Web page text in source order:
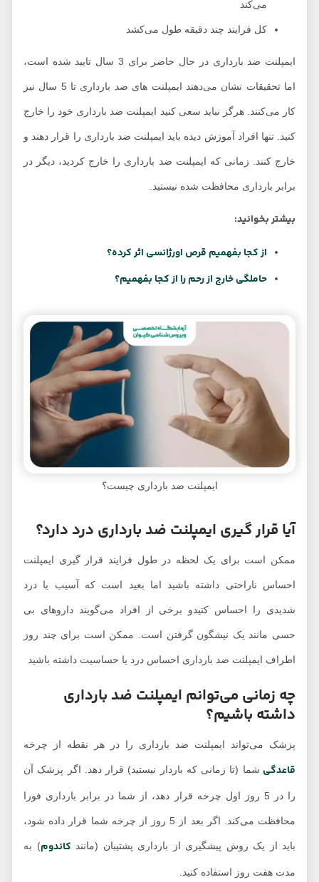
می‌کند
کل فرایند چند دقیقه طول می‌کشد
ایمپلنت ضد بارداری در حال حاضر برای 3 سال تایید شده است،
اما تحقیقات نشان می‌دهند ایمپلنت های ضد بارداری تا 5 سال نیز
کار می‌کنند. هرگز نباید سعی کنید ایمپلنت ضد بارداری خود را خارج
کنید. تنها افراد آموزش دیده باید ایمپلنت ضد بارداری را قرار دهند و
خارج کنند. زمانی که ایمپلنت ضد بارداری را خارج کردید، دیگر در
برابر بارداری محافظت شده نیستید.
بیشتر بخوانید:
از کجا بفهمیم قرص اورژانسی اثر کرده؟
حاملگی خارج از رحم را از کجا بفهمیم؟
ایمپلنت ضد بارداری چیست؟
آیا قرار گیری ایمپلنت ضد بارداری درد دارد؟
ممکن است برای یک لحظه در طول فرایند قرار گیری ایمپلنت
احساس ناراحتی داشته باشید اما بعید است که آسیب یا درد
شدیدی را احساس کتیدو برخی از افراد می‌گویند داروهای بی
حسی مانند یک نیشگون گرفتن است. ممکن است برای چند روز
اطراف ایمپلنت ضد بارداری احساس درد یا حساسیت داشته باشید
چه زمانی می‌توانم ایمپلنت ضد بارداری
داشته باشیم؟
پزشک می‌تواند ایمپلنت ضد بارداری را در هر نقطه از چرخه
قاعدگیشما (تا زمانی که باردار نیستید) قرار دهد. اگر پزشک آن
را در 5 روز اول چرخه قرار دهد، از شما در برابر بارداری فورا
محافظت می‌کند. اگر بعد از 5 روز از چرخه شما قرار داده شود،
باید از یک روش پیشگیری از بارداری پشتیبان (مانندکاندوم) به
مدت هفت روز استفاده کنید.